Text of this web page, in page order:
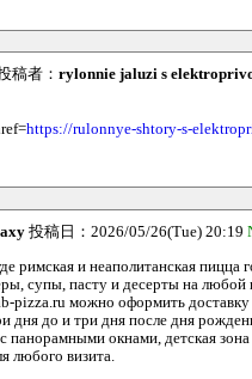
稿者： rylonnie jaluzi s
https://rulonnye-shtory-s-
投稿日：2026/05/26(Tue) 20:19
римская и неаполитанская пицца
супы, пасту и десерты на любой
pizza.ru можно оформить
дня до и три дня после дня
панорамными окнами, детская
любого визита.